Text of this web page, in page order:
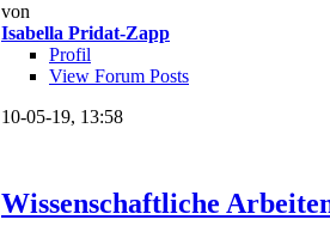
von
Isabella Pridat-Zapp
Profil
View Forum Posts
10-05-19, 13:58
Wissenschaftliche